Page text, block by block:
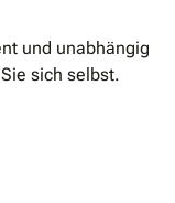
und unabhängig
sich selbst.